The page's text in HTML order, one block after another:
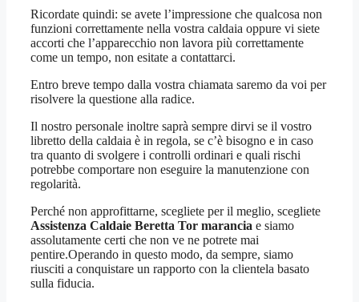
Ricordate quindi: se avete l’impressione che qualcosa non
funzioni correttamente nella vostra caldaia oppure vi siete
accorti che l’apparecchio non lavora più correttamente
come un tempo, non esitate a contattarci.
Entro breve tempo dalla vostra chiamata saremo da voi per
risolvere la questione alla radice.
Il nostro personale inoltre saprà sempre dirvi se il vostro
libretto della caldaia è in regola, se c’è bisogno e in caso
tra quanto di svolgere i controlli ordinari e quali rischi
potrebbe comportare non eseguire la manutenzione con
regolarità.
Perché non approfittarne, scegliete per il meglio, scegliete
Assistenza Caldaie Beretta Tor marancia e siamo
assolutamente certi che non ve ne potrete mai
pentire.Operando in questo modo, da sempre, siamo
riusciti a conquistare un rapporto con la clientela basato
sulla fiducia.